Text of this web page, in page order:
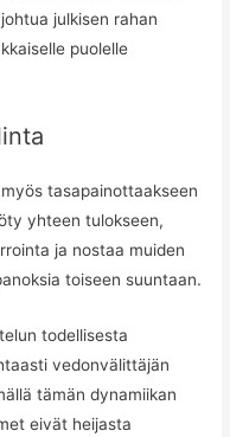
julkisen rahan
puolelle
tasapainottaakseen
yhteen tulokseen,
ja nostaa muiden
toiseen suuntaan.
todellisesta
vedonvälittäjän
tämän dynamiikan
eivät heijasta